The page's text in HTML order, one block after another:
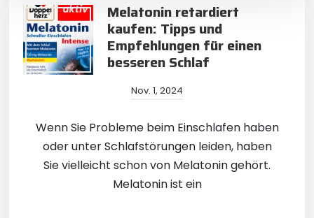
Melatonin retardiert
kaufen: Tipps und
Empfehlungen für einen
besseren Schlaf
Nov. 1, 2024
Wenn Sie Probleme beim Einschlafen haben
oder unter Schlafstörungen leiden, haben
Sie vielleicht schon von Melatonin gehört.
Melatonin ist ein